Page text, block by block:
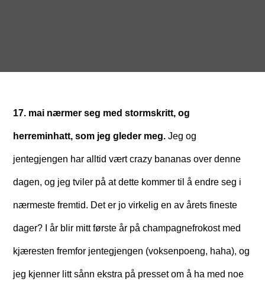
17. mai nærmer seg med stormskritt, og
herreminhatt, som jeg gleder meg. Jeg og
jentegjengen har alltid vært crazy bananas over denne
dagen, og jeg tviler på at dette kommer til å endre seg i
nærmeste fremtid. Det er jo virkelig en av årets fineste
dager? I år blir mitt første år på champagnefrokost med
kjæresten fremfor jentegjengen (voksenpoeng, haha), og
jeg kjenner litt sånn ekstra på presset om å ha med noe